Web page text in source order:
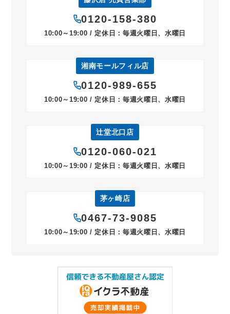
0120-158-380
10:00～19:00 / 定休日：毎週火曜日、水曜日
湘南モールフィル店
0120-989-655
10:00～19:00 / 定休日：毎週火曜日、水曜日
辻堂北口店
0120-060-021
10:00～19:00 / 定休日：毎週火曜日、水曜日
茅ヶ崎店
0467-73-9085
10:00～19:00 / 定休日：毎週火曜日、水曜日